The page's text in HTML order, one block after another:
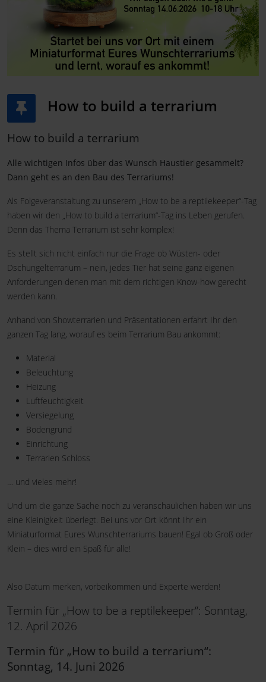
How to build a terrarium
How to build a terrarium
Alle wichtigen Infos über das Wunsch Haustier gesammelt?
Dann geht es an den Bau des Terrariums!
Als Folgeveranstaltung zu unserem „How to be a reptilekeeper“-Tag
haben wir den „How to build a terrarium“-Tag ins Leben gerufen.
Denn das Thema Terrarium ist sehr komplex!
Es stellt sich nicht einfach nur die Frage ob Wüsten- oder
Dschungelterrarium – nein, jedes Tier hat seine ganz eigenen
Anforderungen denen man mit dem richtigen Know-how gerecht
werden kann.
Anhand von Showterrarien und Präsentationen erfahrt Ihr den
ganzen Tag lang, worauf es beim Terrarium Bau ankommt:
Material
Beleuchtung
Heizung
Luftfeuchtigkeit
Versiegelung
Bodengrund
Einrichtung
Terrarien Schloss
… und vieles mehr!
Und um die ganze Sache noch zu veranschaulichen haben wir uns
eine Kleinigkeit überlegt. Bei uns vor Ort könnt Ihr ein
Miniaturformat Eures Wunschterrariums bauen! Egal ob Groß oder
Klein – dies wird ein Spaß für alle!
Also Datum merken, vorbeikommen und Experte werden!
Termin für „How to be a reptilekeeper“: Sonntag,
12. April 2026
Termin für „How to build a terrarium“:
Sonntag, 14. Juni 2026